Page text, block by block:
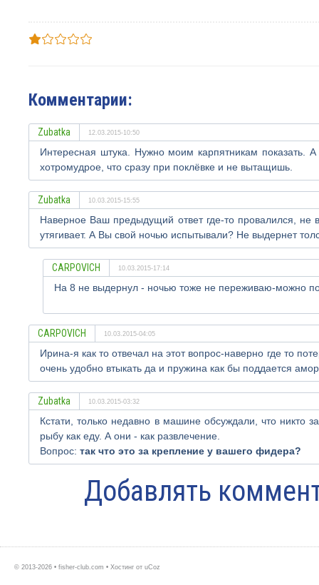
Комментарии:
Zubatka 12.03.2015-10:50
Интересная штука. Нужно моим карпятникам показать.
хотромудрое, что сразу при поклёвке и не вытащишь.
Zubatka 10.03.2015-15:55
Наверное Ваш предыдущий ответ где-то провалился,
утягивает. А Вы свой ночью испытывали? Не выдернет
CARPOVICH 10.03.2015-17:14
На 8 не выдернул - ночью тоже не переживаю-можно
CARPOVICH 10.03.2015-04:05
Ирина-я как то отвечал на этот вопрос-наверно где то
очень удобно втыкать да и пружина как бы поддается
Zubatka 10.03.2015-03:32
Кстати, только недавно в машине обсуждали, что
рыбу как еду. А они - как развлечение.
Вопрос: так что это за крепление у вашего фидера?
Добавлять
© 2013-2026 • fisher-club.com • Хостинг от uCoz